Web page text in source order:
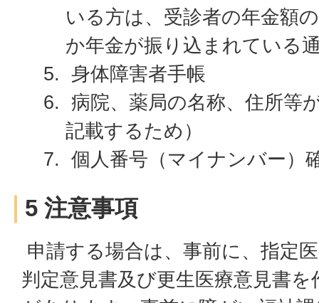
いる方は、受診者の年金額
か年金が振り込まれている
身体障害者手帳
病院、薬局の名称、住所等
記載するため）
個人番号（マイナンバー）
5 注意事項
申請する場合は、事前に、指定
判定意見書及び更生医療意見書